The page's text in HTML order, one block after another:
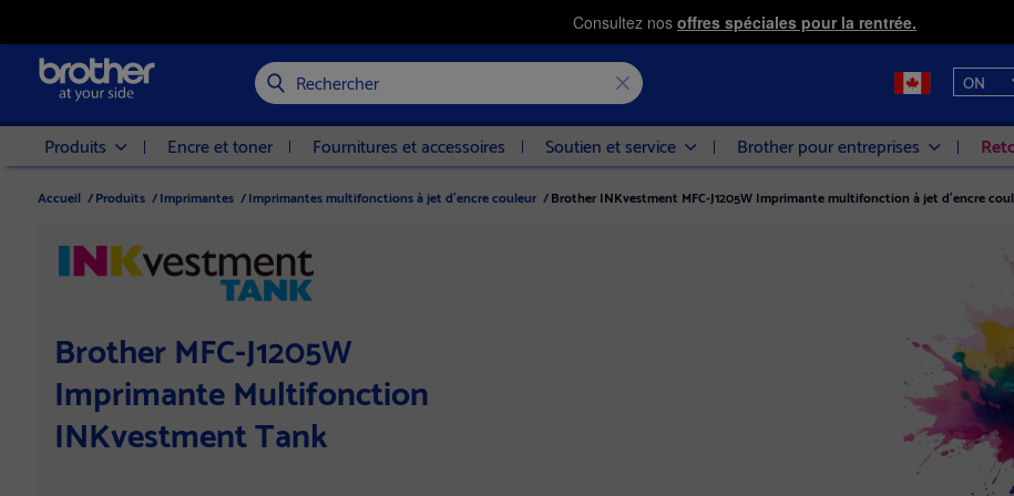
Consultez nos offres spéciales pour la rentrée.
ON
Rechercher
Produits Encre et toner Fournitures et accessoires Soutien et service Brother pour entreprises
Accueil /Produits /Imprimantes /Imprimantes multifonctions à jet d’encre couleur /Brother INKvestment MFC-J1205W Imprimante multifonction à jet d’encre
Brother MFC-J1205W
Imprimante Multifonction
INKvestment Tank